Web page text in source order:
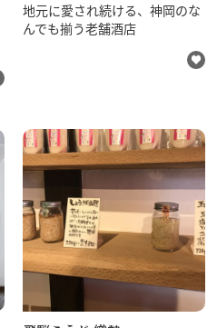
地元に愛され続ける、神岡のな
んでも揃う老舗酒店